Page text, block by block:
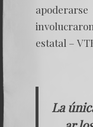
estatal –
La